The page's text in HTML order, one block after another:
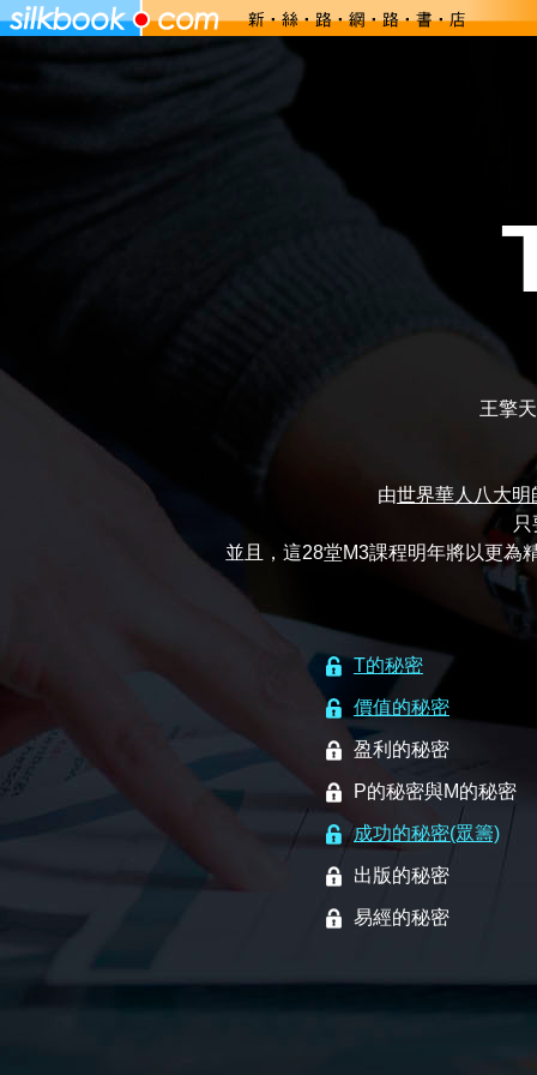
王擎
由世界華人八大明
並且，這28堂M3課程明年將以更為
T的秘密
價值的秘密
盈利的秘密
P的秘密與M的秘密
成功的秘密(眾籌)
出版的秘密
易經的秘密